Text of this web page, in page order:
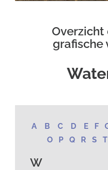
grafische
A B C D E F
O
P Q R S T
W